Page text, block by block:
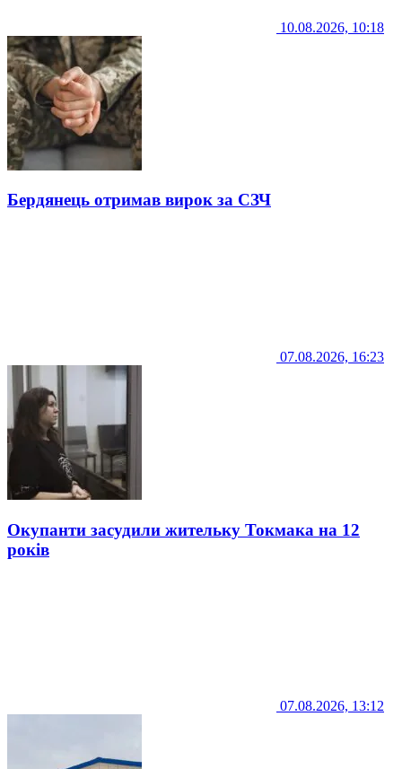
10.08.2026, 10:18
Бердянець отримав вирок за СЗЧ
07.08.2026, 16:23
Окупанти засудили жительку Токмака на 12
років
07.08.2026, 13:12